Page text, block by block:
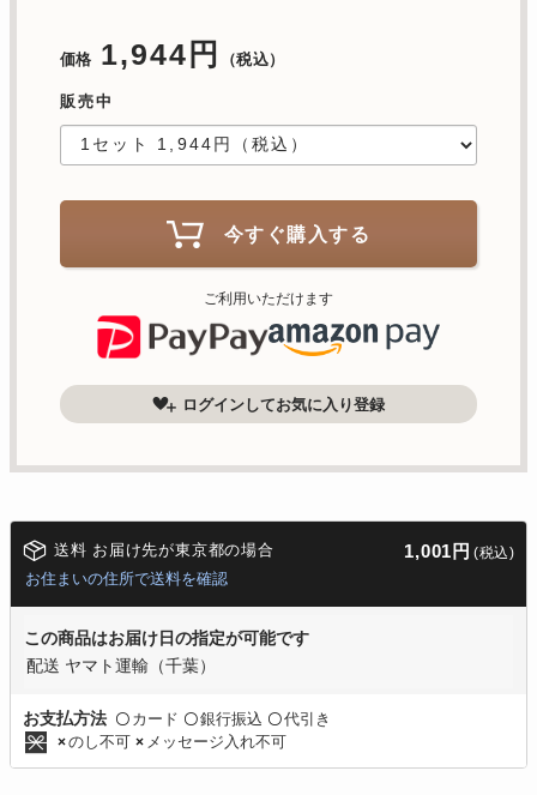
価格 1,944円 （税込）
販売中
今すぐ購入する
ご利用いただけます
ログインしてお気に入り登録
送料 お届け先が東京都の場合 1,001円 (税込)
お住まいの住所で送料を確認
この商品はお届け日の指定が可能です
配送 ヤマト運輸（千葉）
お支払方法 〇 カード 〇銀行振込 〇代引き
×のし不可 × メッセージ入れ不可